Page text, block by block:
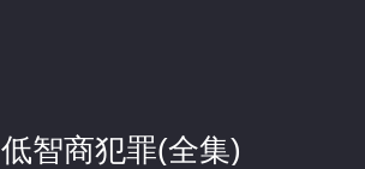
低智商犯罪(全集)